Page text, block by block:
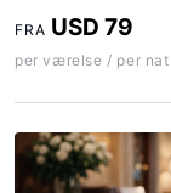
FRA USD 79
per værelse / per nat